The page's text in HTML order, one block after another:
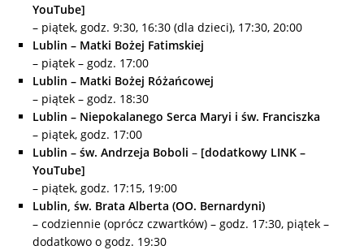
YouTube]
– piątek, godz. 9:30, 16:30 (dla dzieci), 17:30, 20:00
Lublin – Matki Bożej Fatimskiej
– piątek – godz. 17:00
Lublin – Matki Bożej Różańcowej
– piątek – godz. 18:30
Lublin – Niepokalanego Serca Maryi i św. Franciszka
– piątek, godz. 17:00
Lublin – św. Andrzeja Boboli – [dodatkowy LINK –
YouTube]
– piątek, godz. 17:15, 19:00
Lublin, św. Brata Alberta (OO. Bernardyni)
– codziennie (oprócz czwartków) – godz. 17:30, piątek –
dodatkowo o godz. 19:30